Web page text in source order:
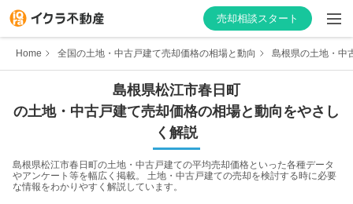
売却相談スタート
はじめての方へ
不動産会社を探す
Home 全国の土地・中古戸建て売却価格の相場と動向 島根県の土地・中
島根県松江市春日町
の土地・中古戸建て売却価格の相場と動向をやさし
く解説
島根県松江市春日町の土地・中古戸建ての平均売却価格といった各種データ
やアンケート等を幅広く掲載。 土地・中古戸建ての売却を検討する時に必要
な情報をわかりやすく解説しています。